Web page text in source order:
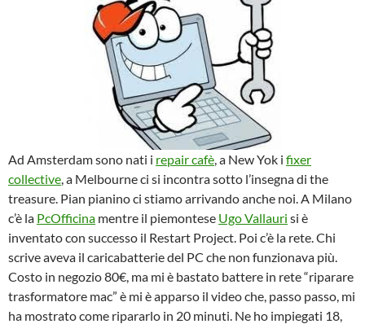
Ad Amsterdam sono nati i repair cafè, a New Yok i fixer
collective, a Melbourne ci si incontra sotto l’insegna di the
treasure. Pian pianino ci stiamo arrivando anche noi. A Milano
c’è la PcOfficina mentre il piemontese Ugo Vallauri si è
inventato con successo il Restart Project. Poi c’è la rete. Chi
scrive aveva il caricabatterie del PC che non funzionava più.
Costo in negozio 80€, ma mi è bastato battere in rete “riparare
trasformatore mac” è mi è apparso il video che, passo passo, mi
ha mostrato come ripararlo in 20 minuti. Ne ho impiegati 18,